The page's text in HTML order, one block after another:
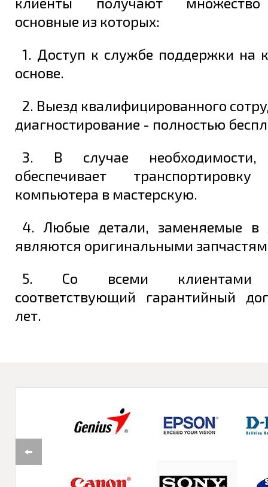
основные из которых:
1. Доступ к службе поддержки на
основе.
2. Выезд квалифицированного
диагностирование - полностью
3. В случае необходимости,
обеспечивает
компьютера в мастерскую.
4. Любые детали, заменяемые в
являются оригинальными
5. Со всеми клиентами
соответствующий гарантийный
лет.